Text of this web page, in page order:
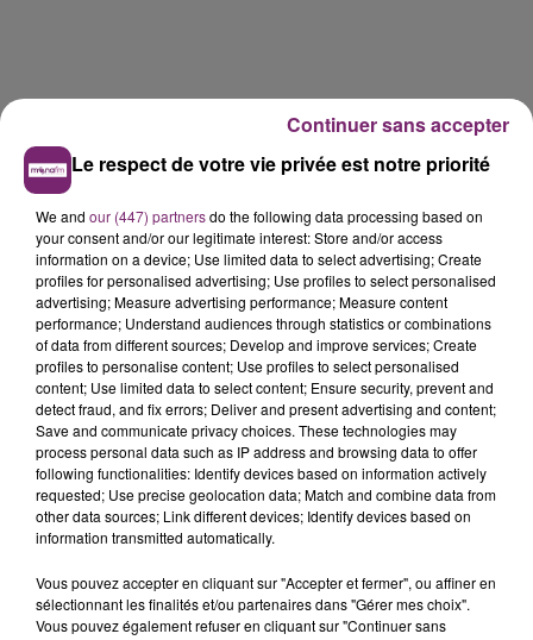
La Bulle - Guinguette éphémère
de Frelinghien !
Le respect de votre vie privée est notre priorité
We and our (447) partnersdo the following data processing based on
your consent and/or our legitimate interest: Store and/or access
information on a device; Use limited data to select advertising; Create
profiles for personalised advertising; Use profiles to select personalised
advertising; Measure advertising performance; Measure content
performance; Understand audiences through statistics or combinations
of data from different sources; Develop and improve services; Create
profiles to personalise content; Use profiles to select personalised
content; Use limited data to select content; Ensure security, prevent and
detect fraud, and fix errors; Deliver and present advertising and content;
Save and communicate privacy choices. These technologies may
process personal data such as IP address and browsing data to offer
following functionalities: Identify devices based on information actively
requested; Use precise geolocation data; Match and combine data from
other data sources; Link different devices; Identify devices based on
information transmitted automatically.
Vous pouvez accepter en cliquant sur "Accepter et fermer", ou affiner en
sélectionnant les finalités et/ou partenaires dans "Gérer mes choix".
Vous pouvez également refuser en cliquant sur "Continuer sans
Continuer sans accepter